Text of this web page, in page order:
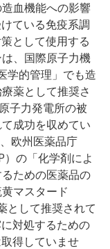
血機能への影響
ている免疫系調
として使用する
、国際原子力機
学的管理」でも造
薬として推奨さ
子力発電所の被
成功を収めてい
欧州医薬品庁
）の「化学剤によ
ための医薬品の
マスタード
として推奨されて
対処するための
得していませ